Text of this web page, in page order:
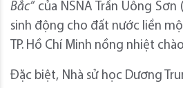
Bắc” của NSNA Trần Uông
sinh động cho đất nước liền
TP. Hồ Chí Minh nồng nhiệt
Đặc biệt, Nhà sử học Dương